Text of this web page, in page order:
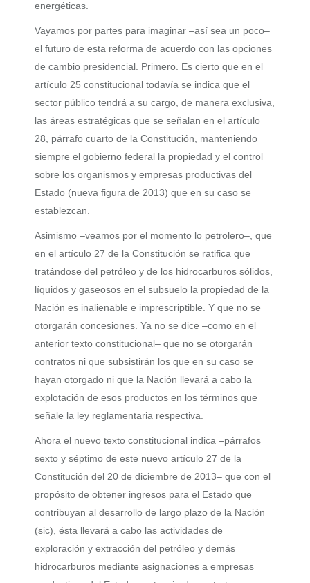
energéticas.
Vayamos por partes para imaginar –así sea un poco–
el futuro de esta reforma de acuerdo con las opciones
de cambio presidencial. Primero. Es cierto que en el
artículo 25 constitucional todavía se indica que el
sector público tendrá a su cargo, de manera exclusiva,
las áreas estratégicas que se señalan en el artículo
28, párrafo cuarto de la Constitución, manteniendo
siempre el gobierno federal la propiedad y el control
sobre los organismos y empresas productivas del
Estado (nueva figura de 2013) que en su caso se
establezcan.
Asimismo –veamos por el momento lo petrolero–, que
en el artículo 27 de la Constitución se ratifica que
tratándose del petróleo y de los hidrocarburos sólidos,
líquidos y gaseosos en el subsuelo la propiedad de la
Nación es inalienable e imprescriptible. Y que no se
otorgarán concesiones. Ya no se dice –como en el
anterior texto constitucional– que no se otorgarán
contratos ni que subsistirán los que en su caso se
hayan otorgado ni que la Nación llevará a cabo la
explotación de esos productos en los términos que
señale la ley reglamentaria respectiva.
Ahora el nuevo texto constitucional indica –párrafos
sexto y séptimo de este nuevo artículo 27 de la
Constitución del 20 de diciembre de 2013– que con el
propósito de obtener ingresos para el Estado que
contribuyan al desarrollo de largo plazo de la Nación
(sic), ésta llevará a cabo las actividades de
exploración y extracción del petróleo y demás
hidrocarburos mediante asignaciones a empresas